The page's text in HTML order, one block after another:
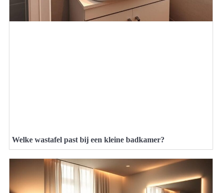
Welke wastafel past bij een kleine badkamer?